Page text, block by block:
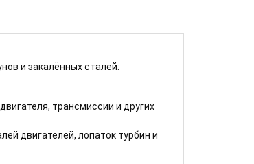
и закалённых сталей:
трансмиссии и других
двигателей, лопаток турбин и